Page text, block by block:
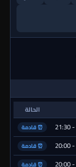
الحالة
⏰ قادمة
⏰ قادمة
⏰ قادمة